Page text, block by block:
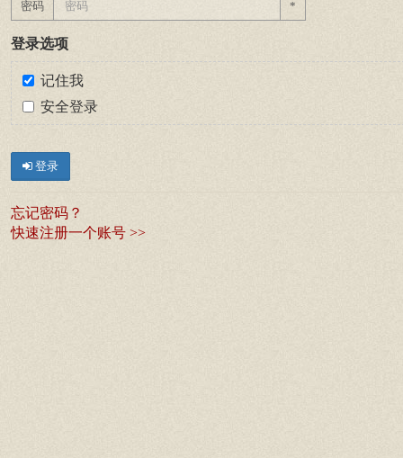
密码 *
登录选项
记住我
安全登录
登录
忘记密码？
快速注册一个账号 >>